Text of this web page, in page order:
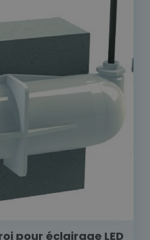
pour éclairage LED